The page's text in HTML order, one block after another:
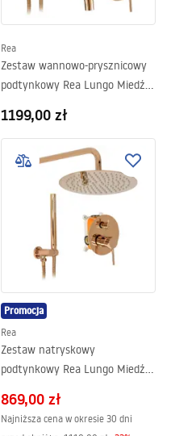
Rea
Zestaw wannowo-prysznicowy
podtynkowy Rea Lungo Miedź +
1199,00 zł
Promocja
Rea
Zestaw natryskowy
podtynkowy Rea Lungo Miedź +
869,00 zł
Najniższa cena w okresie 30 dni